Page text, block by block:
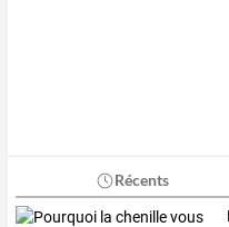
Récents